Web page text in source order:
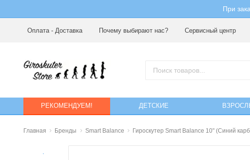
При
Оплата - Доставка Почему выбирают нас? Сервисный центр
РЕКОМЕНДУЕМ! ДЕТСКИЕ
Главная Бренды Smart Balance Гироскутер Smart Balance 10" (Синий